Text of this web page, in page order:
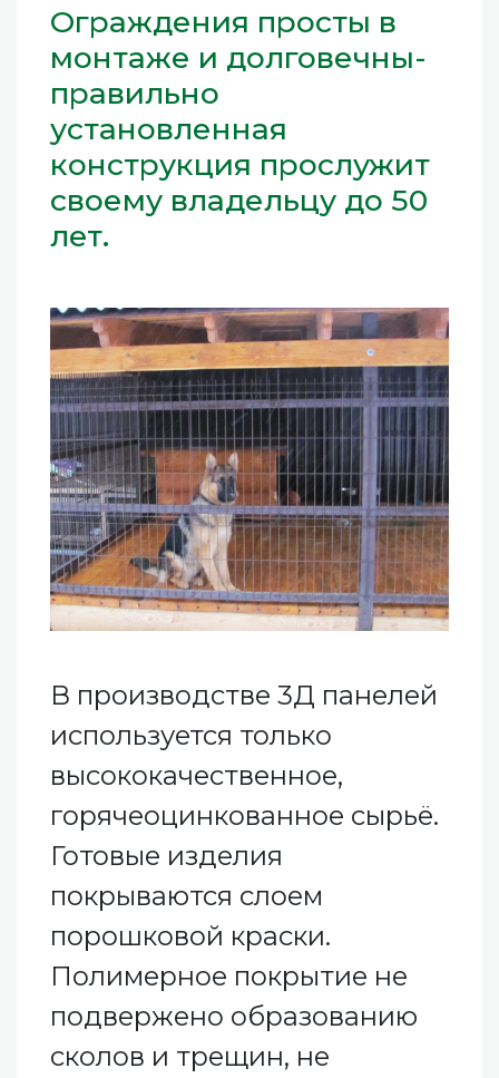
Ограждения просты в
монтаже и долговечны-
правильно
установленная
конструкция прослужит
своему владельцу до 50
лет.
В производстве 3Д панелей
используется только
высококачественное,
горячеоцинкованное сырьё.
Готовые изделия
покрываются слоем
порошковой краски.
Полимерное покрытие не
подвержено образованию
сколов и трещин, не